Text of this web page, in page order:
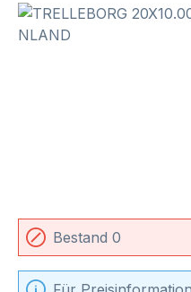
Bildergalerie
Bestand 0